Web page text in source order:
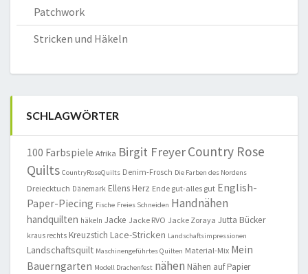
Patchwork
Stricken und Häkeln
SCHLAGWÖRTER
100 Farbspiele Afrika Birgit FreyerCountry Rose
Quilts CountryRoseQuilts Denim-Frosch Die Farben des Nordens
Dreiecktuch Dänemark Ellens Herz Ende gut-alles gut English-
Paper-Piecing Fische Freies Schneiden Handnähen
handquilten häkeln Jacke Jacke RVO Jacke Zoraya Jutta Bücker
kraus rechts Kreuzstich Lace-Stricken Landschaftsimpressionen
Landschaftsquilt Maschinengeführtes Quilten Material-Mix Mein
Bauerngarten Modell Drachenfest nähen Nähen auf Papier